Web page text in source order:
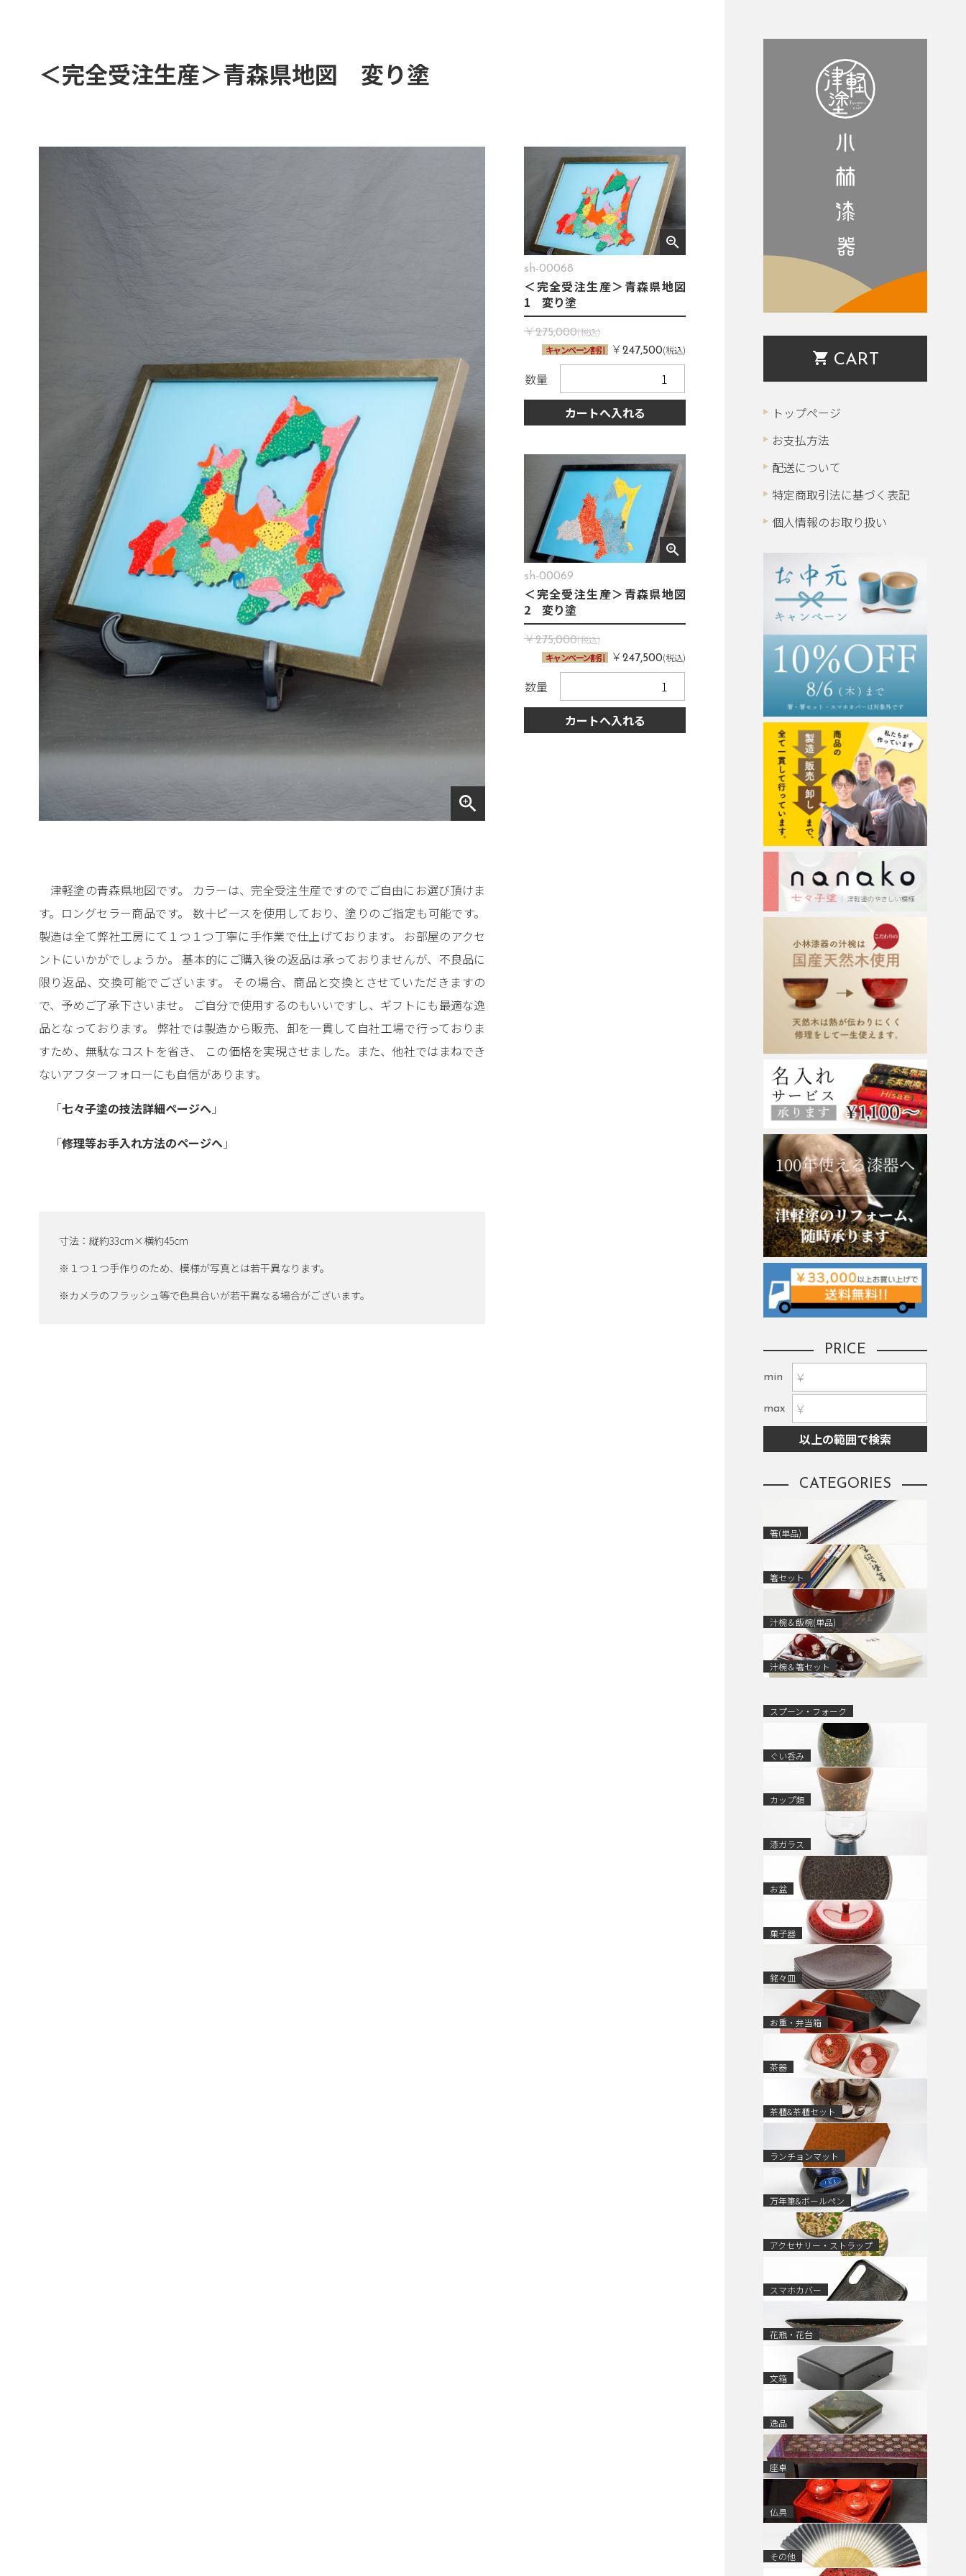
shopping_cart CART
トップページ
お支払方法
配送について
特定商取引法に基づく表記
個人情報のお取り扱い
PRICE
min
max
以上の範囲で検索
CATEGORIES
箸(単品)
箸セット
汁椀＆飯椀(単品)
汁椀＆箸セット
スプーン・フォーク
ぐい呑み
カップ類
漆ガラス
お盆
菓子器
銘々皿
お重・弁当箱
茶器
茶櫃&茶櫃セット
ランチョンマット
万年筆&ボールペン
アクセサリー・ストラップ
スマホカバー
花瓶・花台
文箱
逸品
座卓
仏具
その他
＜完全受注生産＞青森県地図 変り塗
zoom_in
津軽塗の青森県地図です。 カラーは、完全受注生産ですのでご自由にお選び頂けま
す。ロングセラー商品です。 数十ピースを使用しており、塗りのご指定も可能です。
製造は全て弊社工房にて１つ１つ丁寧に手作業で仕上げております。 お部屋のアクセ
ントにいかがでしょうか。 基本的にご購入後の返品は承っておりませんが、不良品に
限り返品、交換可能でございます。 その場合、商品と交換とさせていただきますの
で、予めご了承下さいませ。 ご自分で使用するのもいいですし、ギフトにも最適な逸
品となっております。 弊社では製造から販売、卸を一貫して自社工場で行っておりま
すため、無駄なコストを省き、 この価格を実現させました。また、他社ではまねでき
ないアフターフォローにも自信があります。
「七々子塗の技法詳細ページへ」
「修理等お手入れ方法のページへ」
寸法：縦約33cm×横約45cm
※１つ１つ手作りのため、模様が写真とは若干異なります。
※カメラのフラッシュ等で色具合いが若干異なる場合がございます。
zoom_in
sh-00068
＜完全受注生産＞青森県地図
1 変り塗
￥275,000(税込)
キャンペーン割引
￥247,500(税込)
数量
カートへ入れる
zoom_in
sh-00069
＜完全受注生産＞青森県地図
2 変り塗
￥275,000(税込)
キャンペーン割引
￥247,500(税込)
数量
カートへ入れる